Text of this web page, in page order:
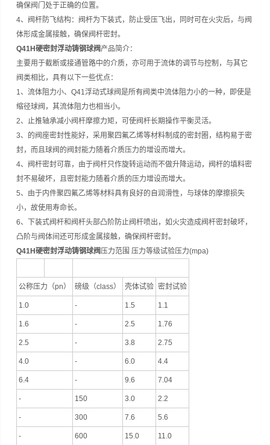
确保阀门处于正确的位置。
4、阀杆防飞结构：阀杆为下装式，防止受压飞出，同时可在火灾后，与阀
体形成金属接触，确保阀杆密封。
Q41H硬密封浮动铸钢球阀产品简介：
主要用于截断或接通管路中的介质，亦可用于流体的调节与控制，与其它
阀类相比，具有以下一些优点：
1、流体阻力小、Q41浮动式球阀是所有阀类中流体阻力小的一种，即使是
缩径球阀，其流体阻力也相当小。
2、止推轴承减小阀杆摩擦力矩，可使阀杆长期操作平衡灵活。
3、的阀座密封性能好，采用聚四氟乙烯等材料制成的密封圈，结构易于密
封，而且球阀的阀封能力随着介质压力的增设而增大。
4、阀杆密封可靠，由于阀杆只作旋转运动而不做升降运动，阀杆的填料密
封不易破坏，且密封能力随着介质的压力增设而增大。
5、由于内件聚四氟乙烯等材料具有良好的自润滑性，与球体的摩擦损失
小，故使用寿命长。
6、下装式阀杆和阀杆头部凸阶防止阀杆喷出，如火灾造成阀杆密封破坏，
凸阶与阀体间还可形成金属接触，确保阀杆密封。
Q41H硬密封浮动铸钢球阀压力范围 压力等级试验压力(mpa)
公称压力（pn） 磅级（class） 壳体试验 密封试验
1.0 - 1.5 1.1
1.6 - 2.5 1.76
2.5 - 3.8 2.75
4.0 - 6.0 4.4
6.4 - 9.6 7.04
- 150 3.0 2.2
- 300 7.6 5.6
- 600 15.0 11.0